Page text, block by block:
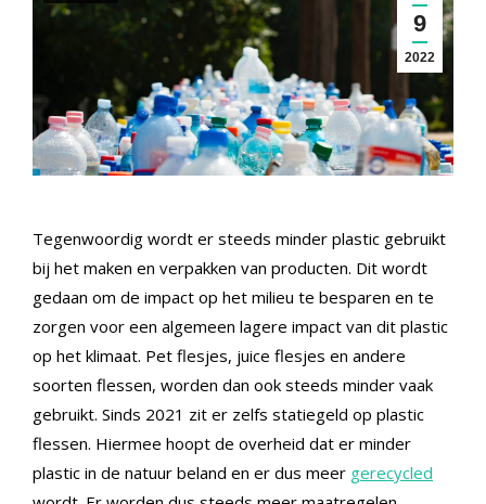
9
2022
Tegenwoordig wordt er steeds minder plastic gebruikt
bij het maken en verpakken van producten. Dit wordt
gedaan om de impact op het milieu te besparen en te
zorgen voor een algemeen lagere impact van dit plastic
op het klimaat. Pet flesjes, juice flesjes en andere
soorten flessen, worden dan ook steeds minder vaak
gebruikt. Sinds 2021 zit er zelfs statiegeld op plastic
flessen. Hiermee hoopt de overheid dat er minder
plastic in de natuur beland en er dus meer gerecycled